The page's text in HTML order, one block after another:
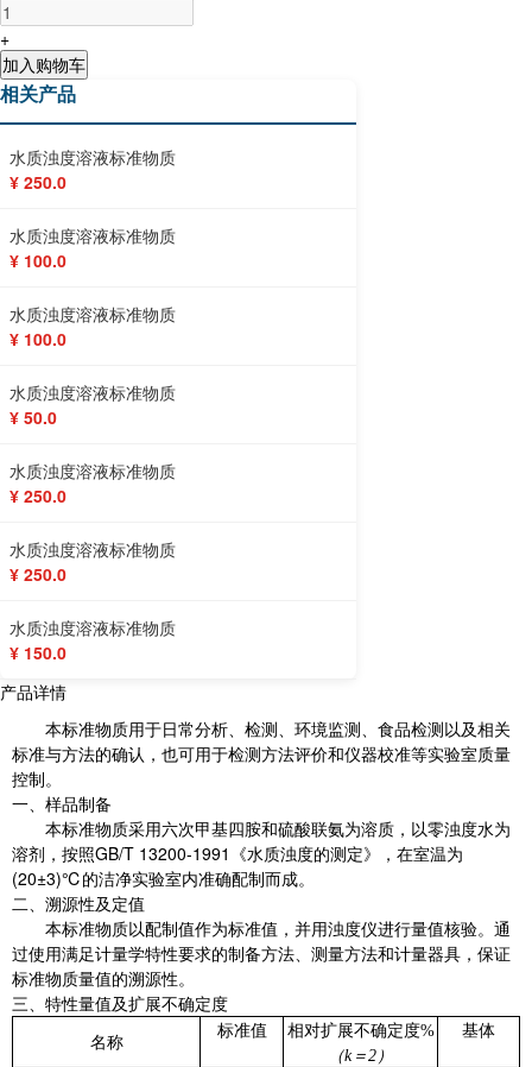
+
加入购物车
相关产品
水质浊度溶液标准物质
¥ 250.0
水质浊度溶液标准物质
¥ 100.0
水质浊度溶液标准物质
¥ 100.0
水质浊度溶液标准物质
¥ 50.0
水质浊度溶液标准物质
¥ 250.0
水质浊度溶液标准物质
¥ 250.0
水质浊度溶液标准物质
¥ 150.0
产品详情
本标准物质用于日常分析、检测、环境监测、食品检测以及相关
标准与方法的确认，也可用于检测方法评价和仪器校准等实验室质量
控制。
一、样品制备
本标准物质采用六次甲基四胺和硫酸联氨为溶质，以零浊度水为
溶剂，按照GB/T 13200-1991 《水质浊度的测定》， 在室温为
(20±3)℃的洁净实验室内准确配制而成。
二、溯源性及定值
本标准物质以配制值作为标准值 ， 并用浊度仪进行量值核验。通
过使用满足计量学特性要求的制备方法、测量方法和计量器具，保证
标准物质量值的溯源性。
三、特性量值及扩展不确定度
名称
标准值 相对扩展不确定度%
（k＝2 ）
基体